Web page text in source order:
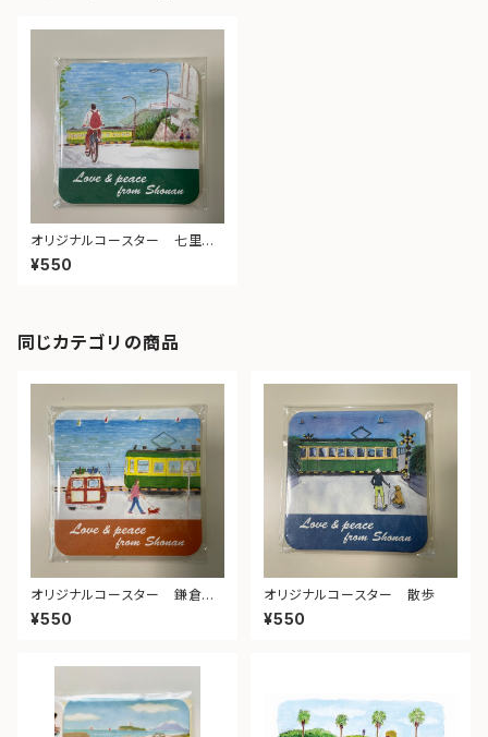
オリジナルコースター 七里ヶ
浜坂
¥550
同じカテゴリの商品
オリジナルコースター 鎌倉高
校前踏切
¥550
オリジナルコースター 散歩
¥550